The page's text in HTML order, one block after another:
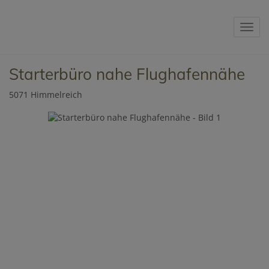
Starterbüro nahe Flughafennähe
5071 Himmelreich